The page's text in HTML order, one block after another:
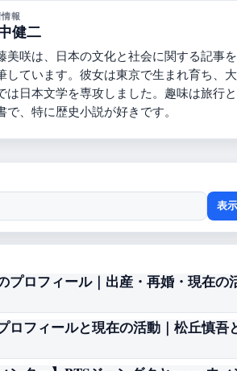
報
健二
美咲は、日本の文化と社会に関する記事を
しています。彼女は東京で生まれ育ち、大
は日本文学を専攻しました。趣味は旅行と
で、特に歴史小説が好きです。
表示
プロフィール｜出産・再婚・現在の
ロフィールと現在の活動｜松丘慎吾